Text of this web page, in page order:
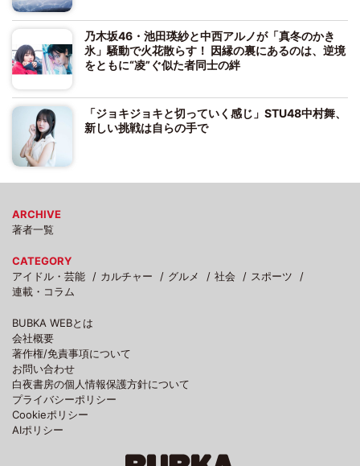
乃木坂46・池田瑛紗と中西アルノが「真冬のかき
氷」騒動で火花散らす！ 因縁の裏にあるのは、逆境
をともに“凌”ぐ似た者同士の絆
「ジョキジョキと切っていく感じ」STU48中村舞、
新しい挑戦は自らの手で
ARCHIVE
著者一覧
CATEGORY
アイドル・芸能
カルチャー グルメ 社会
スポーツ
連載・コラム
BUBKA WEBとは
会社概要
著作権/免責事項について
お問い合わせ
白夜書房の個人情報保護方針について
プライバシーポリシー
Cookieポリシー
AIポリシー